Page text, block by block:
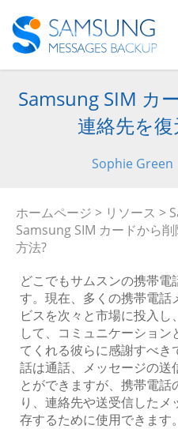
Samsung SIM カ
連絡先を
Sophie Green
ホームページ > リソース >
Samsung SIM カードから
方法?
どこでもサムスンの携帯電
す。現在、多くの携帯電話
ビスを次々と市場に投入
して、コミュニケーショ
てくれる彼らに感謝すべ
話は通話、メッセージの送
とができますが、携帯電話
り、連絡先や送受信した
存するために使用できます。